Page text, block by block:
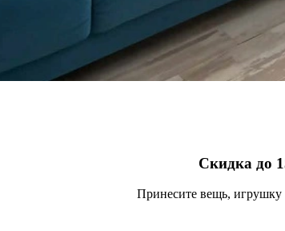
Скидка до
Принесите вещь, игрушку